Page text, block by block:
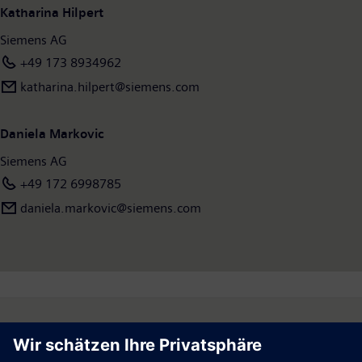
Katharina Hilpert
Siemens AG
+49 173 8934962
katharina.hilpert@siemens.com
Daniela Markovic
Siemens AG
+49 172 6998785
daniela.markovic@siemens.com
Follow